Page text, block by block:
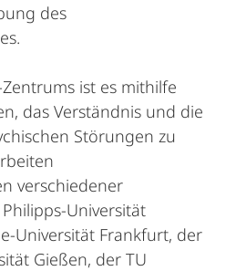
des
Zentrums ist es mithilfe
das Verständnis und die
Störungen zu
verschiedener
Universität
Universität Frankfurt, der
Gießen, der TU